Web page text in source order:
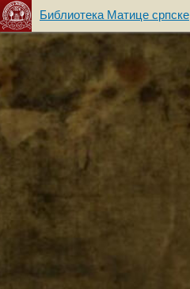
Библиотека Матице српске